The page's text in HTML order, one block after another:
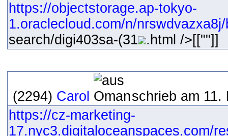
https://objectstorage.ap-tokyo-
1.oraclecloud.com/n/
search/digi403sa-(31
.html />[[""]]
(2294) Carol
schrieb am 11.
https://cz-marketing-
17.nyc3.digitaloceanspaces.com/